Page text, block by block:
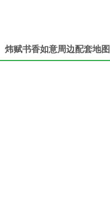
炜赋书香如意周边配套地图